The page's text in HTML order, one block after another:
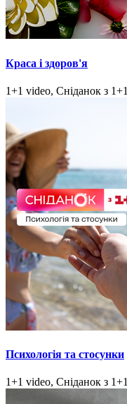
Краса і здоров'я
1+1 video, Сніданок з 1+1
Психологія та стосунки
1+1 video, Сніданок з 1+1